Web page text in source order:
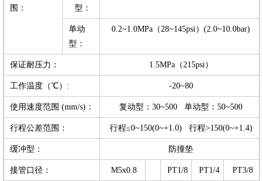
围：
型：
单动
型：
0.2~1.0MPa（28~145psi）(2.0~10.0bar)
保证耐压力： 1.5MPa（215psi）
工作温度（℃）: -20~80
使用速度范围 (mm/s)： 复动型：30~500 单动型：50~500
行程公差范围： 行程≤0~150(0~+1.0) 行程>150(0~+1.4)
缓冲型： 防撞垫
接管口径： M5x0.8 PT1/8 PT1/4 PT3/8